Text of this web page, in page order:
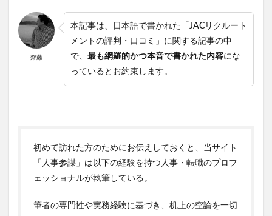
齋藤
本記事は、日本語で書かれた「JACリクルート
メントの評判・口コミ」に関する記事の中
で、 最も網羅的かつ本音で書かれた内容にな
っているとお約束します。
初めて訪れた方のためにお伝えしておくと、当サイト
「人事参謀」は以下の経験を持つ人事・転職のプロフ
ェッショナルが執筆している。
筆者の専門性や実務経験に基づき、机上の空論を一切